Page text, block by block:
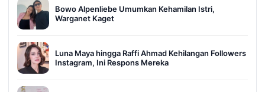
Bowo Alpenliebe Umumkan Kehamilan Istri,
Warganet Kaget
Luna Maya hingga Raffi Ahmad Kehilangan Followers
Instagram, Ini Respons Mereka